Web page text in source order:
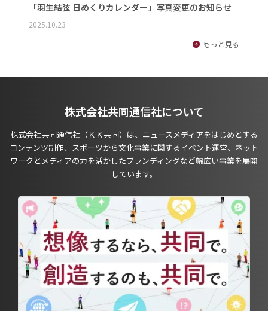
「羽生結弦 日めくりカレンダー」写真変更のお知らせ
2025.10.23
もっと見る
株式会社共同通信社について
株式会社共同通信社（ＫＫ共同）は、ニュースメディアをはじめとする
コンテンツ制作、スポーツから文化事業に関するイベント運営、ネット
ワークとメディアの力を活かしたブランディングなど幅広い事業を展開
しています。